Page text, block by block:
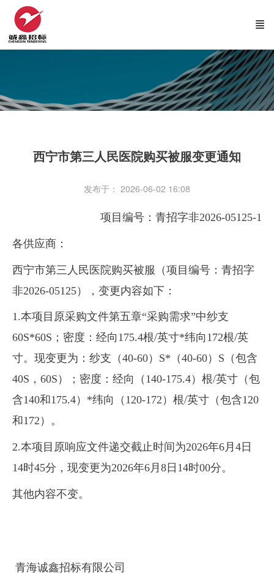
西宁市第三人民医院购买被服变更通知
发布于： 2026-06-02 16:08
项目编号：青招字非2026-05125-1
各供应商：
西宁市第三人民医院购买被服（项目编号：青招字
非2026-05125），变更内容如下：
1.本项目原采购文件第五章“采购需求”中纱支
60S*60S；密度：经向175.4根/英寸*纬向172根/英
寸。现变更为：纱支（40-60）S*（40-60）S（包含
40S，60S）；密度：经向（140-175.4）根/英寸（包
含140和175.4）*纬向（120-172）根/英寸（包含120
和172）。
2.本项目原响应文件递交截止时间为2026年6月4日
14时45分，现变更为2026年6月8日14时00分。
其他内容不变。
青海诚鑫招标有限公司